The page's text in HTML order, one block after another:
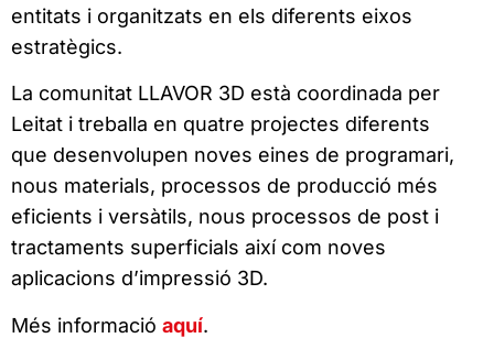
entitats i organitzats en els diferents eixos
estratègics.
La comunitat LLAVOR 3D està coordinada per
Leitat i treballa en quatre projectes diferents
que desenvolupen noves eines de programari,
nous materials, processos de producció més
eficients i versàtils, nous processos de post i
tractaments superficials així com noves
aplicacions d’impressió 3D.
Més informació aquí.